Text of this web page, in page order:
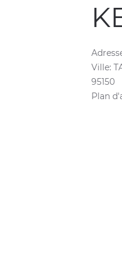
Ville:
95150
Plan